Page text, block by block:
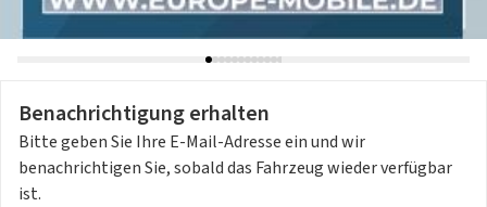
Benachrichtigung erhalten
Bitte geben Sie Ihre E-Mail-Adresse ein und wir
benachrichtigen Sie, sobald das Fahrzeug wieder verfügbar
ist.